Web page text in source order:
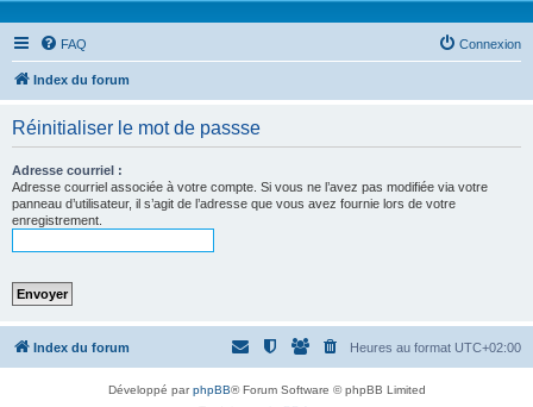
FAQ Connexion
Index du forum
Réinitialiser le mot de passse
Adresse courriel :
Adresse courriel associée à votre compte. Si vous ne l’avez pas modifiée via votre
panneau d’utilisateur, il s’agit de l’adresse que vous avez fournie lors de votre
enregistrement.
Index du forum Heures au format UTC+02:00
Développé parphpBB® Forum Software © phpBB Limited